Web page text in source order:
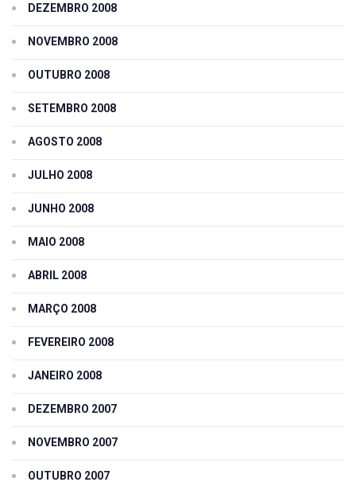
DEZEMBRO 2008
NOVEMBRO 2008
OUTUBRO 2008
SETEMBRO 2008
AGOSTO 2008
JULHO 2008
JUNHO 2008
MAIO 2008
ABRIL 2008
MARÇO 2008
FEVEREIRO 2008
JANEIRO 2008
DEZEMBRO 2007
NOVEMBRO 2007
OUTUBRO 2007